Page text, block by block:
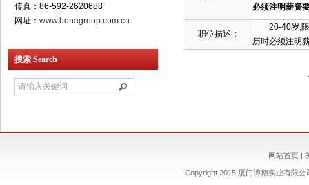
传真：86-592-2620688
网址： www.bonagroup.com.cn
搜索 Search
必须注明薪资
职位描述：
20-40岁,限
历时必须注明
网站首页|
Copyright 2015 厦门博德实业有限